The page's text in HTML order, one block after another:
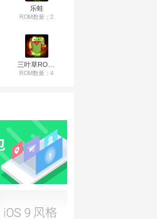
乐蛙
ROM数量：2
三叶草ROM工作室
ROM数量：4